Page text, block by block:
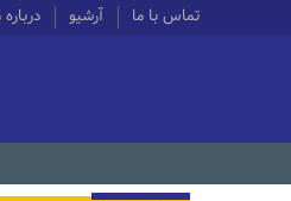
تماس با ما آرشیو درباره